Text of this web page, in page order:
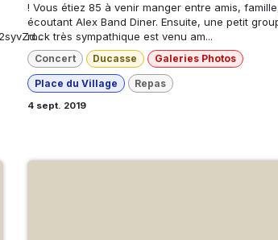
! Vous étiez 85 à venir manger entre amis,
écoutant Alex Band Diner. Ensuite, une petit
rock très sympathique est venu am...
Concert Ducasse Galeries Photos
Place du Village Repas
4 sept. 2019